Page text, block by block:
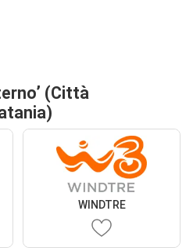
(Città
WINDTRE